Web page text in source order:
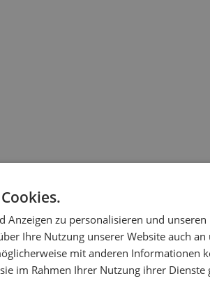
Anzeigen zu personalisieren und
Ihre Nutzung unserer Website auch an
mit anderen Informationen
im Rahmen Ihrer Nutzung ihrer Dienste